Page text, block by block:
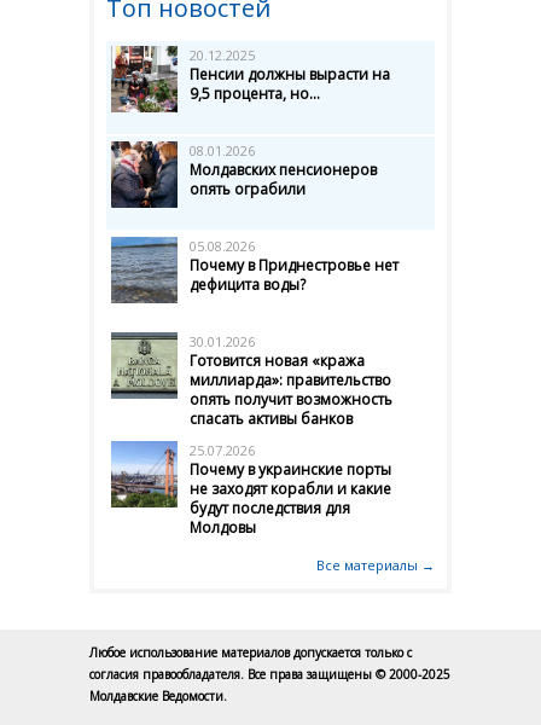
Топ новостей
20.12.2025
Пенсии должны вырасти на
9,5 процента, но...
08.01.2026
Молдавских пенсионеров
опять ограбили
05.08.2026
Почему в Приднестровье нет
дефицита воды?
30.01.2026
Готовится новая «кража
миллиарда»: правительство
опять получит возможность
спасать активы банков
25.07.2026
Почему в украинские порты
не заходят корабли и какие
будут последствия для
Молдовы
Все материалы →
Любое использование материалов допускается только с
согласия правообладателя. Все права защищены © 2000-2025
Молдавские Ведомости.